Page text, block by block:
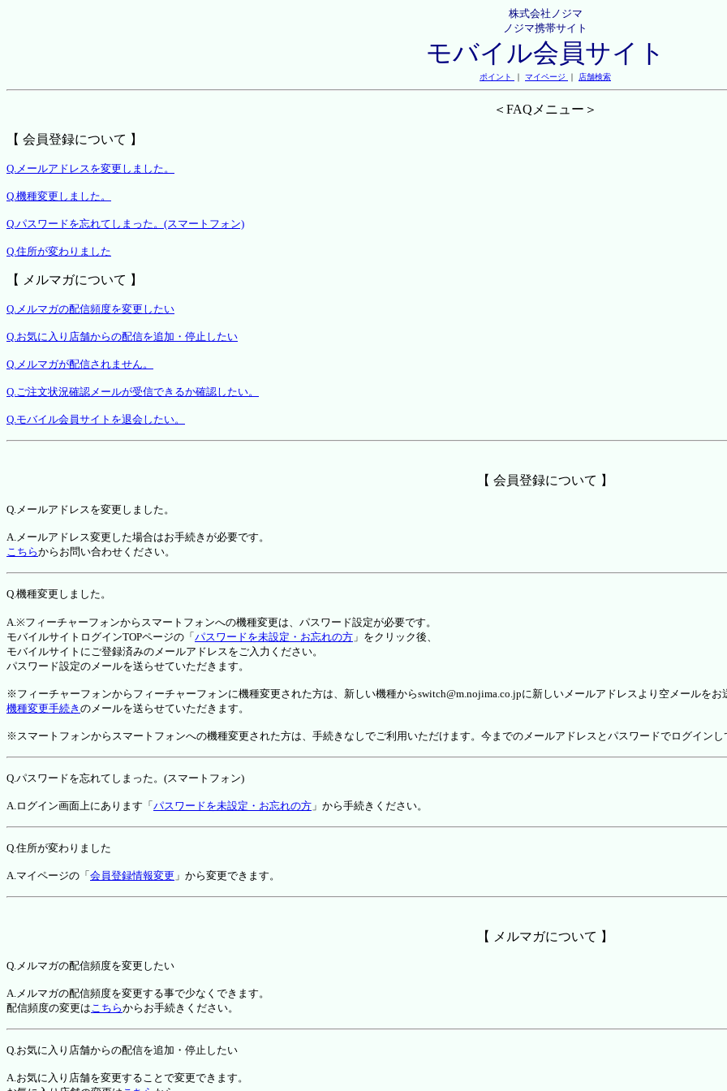
株式会社ノジマ
ノジマ携帯サイト
モバイル会員サイト
ポイント ｜ マイページ ｜ 店舗検索
＜FAQメニュー＞
【 会員登録について 】
Q.メールアドレスを変更しました。
Q.機種変更しました。
Q.パスワードを忘れてしまった。(スマートフォン)
Q.住所が変わりました
【 メルマガについて 】
Q.メルマガの配信頻度を変更したい
Q.お気に入り店舗からの配信を追加・停止したい
Q.メルマガが配信されません。
Q.ご注文状況確認メールが受信できるか確認したい。
Q.モバイル会員サイトを退会したい。
【 会員登録について 】
Q.メールアドレスを変更しました。
A.メールアドレス変更した場合はお手続きが必要です。
こちらからお問い合わせください。
Q.機種変更しました。
A.※フィーチャーフォンからスマートフォンへの機種変更は、パスワード設定が必要です。
モバイルサイトログインTOPページの「 パスワードを未設定・お忘れの方 」をクリック後、
モバイルサイトにご登録済みのメールアドレスをご入力ください。
パスワード設定のメールを送らせていただきます。
※フィーチャーフォンからフィーチャーフォンに機種変更された方は、新しい機種からswitch@m.nojima.co.jpに新しいメールアドレスより空メールをお
機種変更手続き のメールを送らせていただきます。
※スマートフォンからスマートフォンへの機種変更された方は、手続きなしでご利用いただけます。今までのメールアドレスとパスワードでログインし
Q.パスワードを忘れてしまった。(スマートフォン)
A.ログイン画面上にあります「 パスワードを未設定・お忘れの方 」から手続きください。
Q.住所が変わりました
A.マイページの「 会員登録情報変更 」から変更できます。
【 メルマガについて 】
Q.メルマガの配信頻度を変更したい
A.メルマガの配信頻度を変更する事で少なくできます。
配信頻度の変更はこちらからお手続きください。
Q.お気に入り店舗からの配信を追加・停止したい
A.お気に入り店舗を変更することで変更できます。